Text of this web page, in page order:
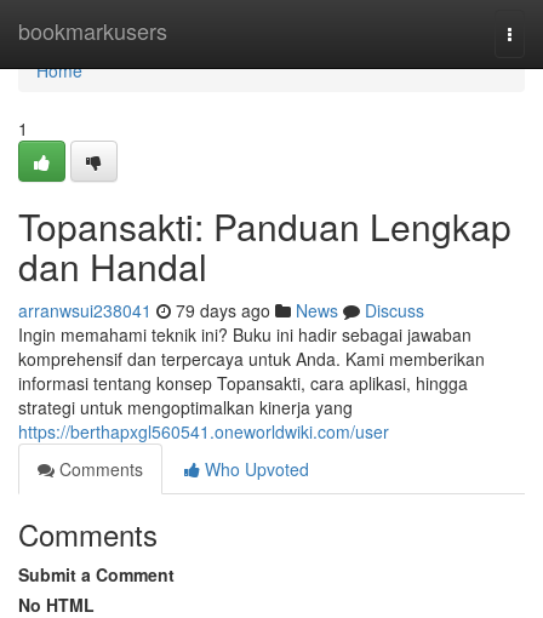
bookmarkusers
Home
Home
1
Topansakti: Panduan Lengkap
dan Handal
arranwsui238041 79 days ago News
Discuss
Ingin memahami teknik ini? Buku ini hadir sebagai jawaban
komprehensif dan terpercaya untuk Anda. Kami memberikan
informasi tentang konsep Topansakti, cara aplikasi, hingga
strategi untuk mengoptimalkan kinerja yang
https://berthapxgl560541.oneworldwiki.com/user
Comments
Who Upvoted
Comments
Submit a Comment
No HTML